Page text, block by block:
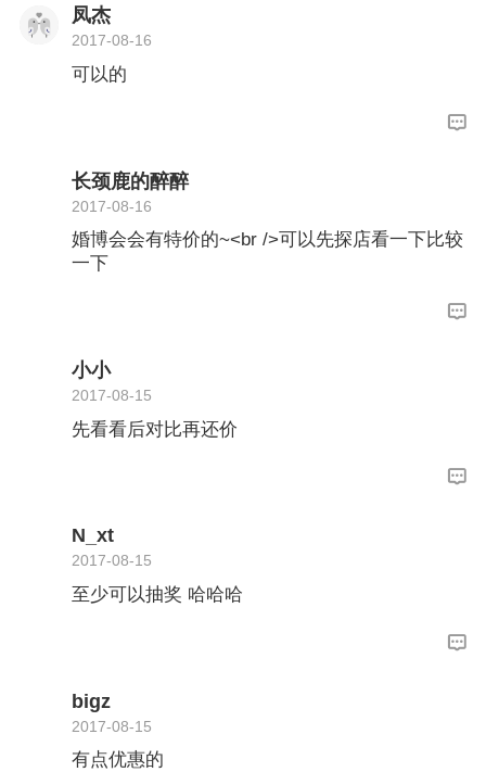
凤杰
2017-08-16
可以的
长颈鹿的醉醉
2017-08-16
婚博会会有特价的~<br />可以先探店看一下比较
一下
小小
2017-08-15
先看看后对比再还价
N_xt
2017-08-15
至少可以抽奖 哈哈哈
bigz
2017-08-15
有点优惠的